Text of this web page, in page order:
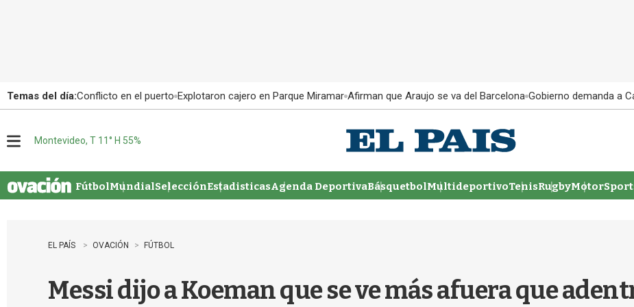
Temas del día:Conflicto en el puerto Explotaron cajero en Parque Miramar Afirman que Araujo se va del Barcelona Gobierno demanda a
u
Montevideo, T 11° H 55%
FútbolMundialSelecciónEstadisticasAgenda DeportivaBásquetbolMultideportivoTenisRugby
EL PAÍS OVACIÓN FÚTBOL
Messi dijo a Koeman que se ve más afuera que